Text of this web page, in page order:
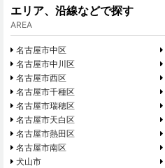
エリア、沿線などで探す
AREA
名古屋市中区
名古屋市中川区
名古屋市西区
名古屋市千種区
名古屋市瑞穂区
名古屋市天白区
名古屋市熱田区
名古屋市南区
犬山市